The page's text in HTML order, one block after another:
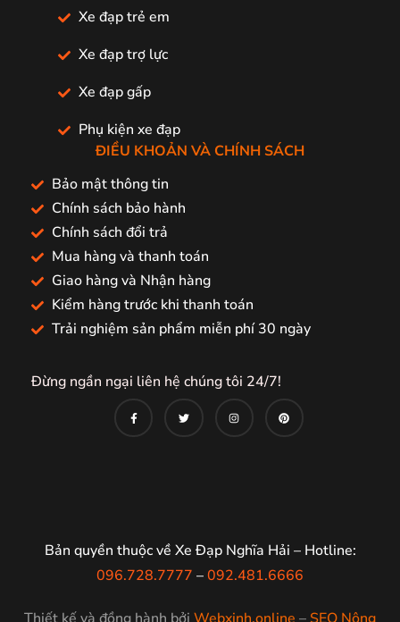
Xe đạp trẻ em
Xe đạp trợ lực
Xe đạp gấp
Phụ kiện xe đạp
ĐIỀU KHOẢN VÀ CHÍNH SÁCH
Bảo mật thông tin
Chính sách bảo hành
Chính sách đổi trả
Mua hàng và thanh toán
Giao hàng và Nhận hàng
Kiểm hàng trước khi thanh toán
Trải nghiệm sản phẩm miễn phí 30 ngày
Đừng ngần ngại liên hệ chúng tôi 24/7!
Bản quyền thuộc về Xe Đạp Nghĩa Hải – Hotline:
096.728.7777 –092.481.6666